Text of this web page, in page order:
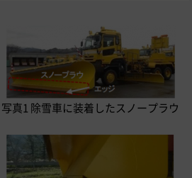
写真1 除雪車に装着したスノープラウ